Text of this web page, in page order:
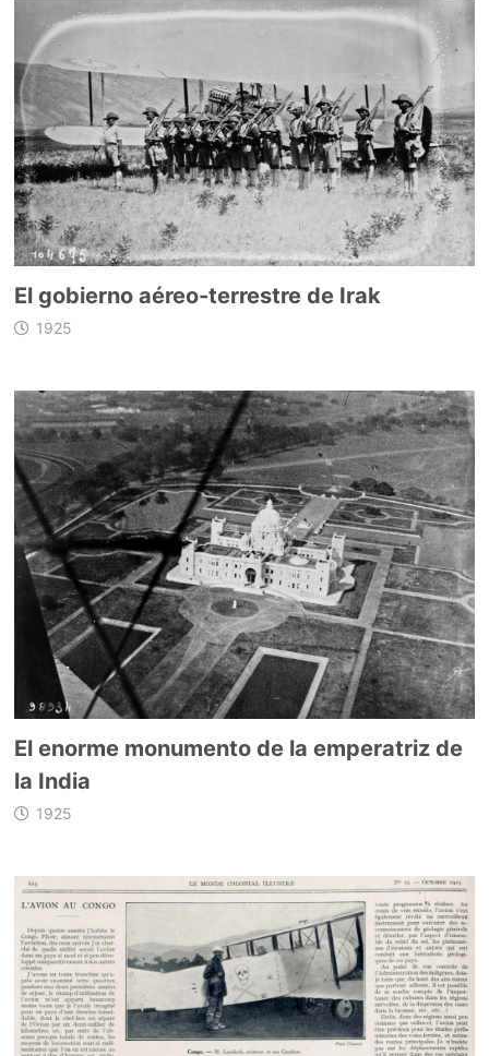
El gobierno aéreo-terrestre de Irak
1925
El enorme monumento de la emperatriz de
la India
1925